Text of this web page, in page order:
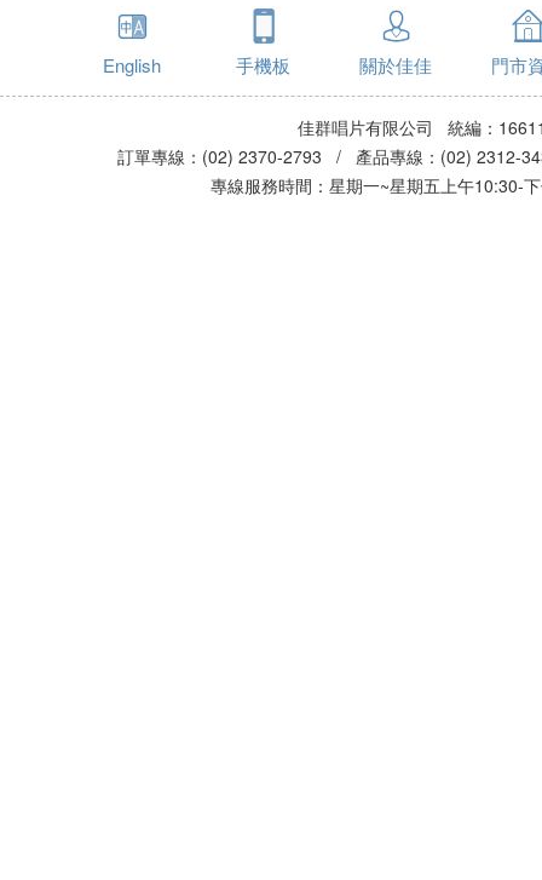
English 手機板 關於佳佳 門市
佳群唱片有限公司 統編：
訂單專線：(02) 2370-2793 / 產品專線：(02)
專線服務時間：星期一~星期五上午10:30-